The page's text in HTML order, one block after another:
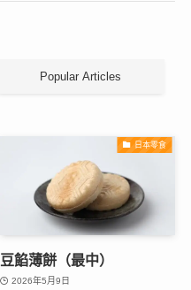
Popular Articles
日本零食
豆餡薄餅（最中）
2026年5月9日